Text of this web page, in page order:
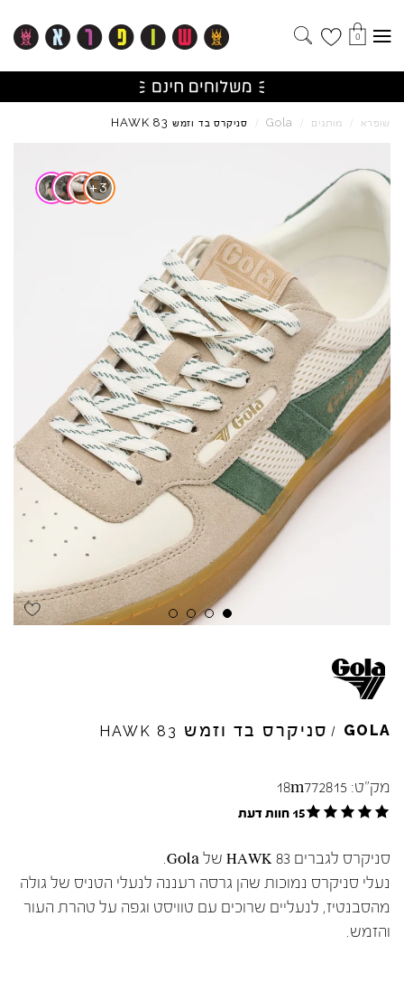
0
שופרא / מותגים /
Gola
/ סניקרס בד וזמש HAWK 83
Skip to product reviews
+3
GOLA
/ סניקרס בד וזמש HAWK83
מק"ט: 18m772815
15 חוות דעת
סניקרס לגברים HAWK 83 של Gola.
נעלי סניקרס נמוכות שהן גרסה רעננה לנעלי הטניס של גולה
מהסבנטיז, לנעליים שרוכים עם טוויסט וגפה על טהרת העור
והזמש.